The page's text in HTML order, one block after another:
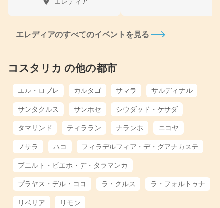
エレディアのすべてのイベントを見る
コスタリカ の他の都市
エル・ロブレ カルタゴ サマラ
サルディナル
サンタクルス
サンホセ
シウダッド・ケサダ
タマリンド
ティララン ナランホ
ニコヤ
ノサラ
ハコ
フィラデルフィア・デ・グアナカステ
プエルト・ビエホ・デ・タラマンカ
プラヤス・デル・ココ
ラ・クルス
ラ・フォルトゥナ
リベリア
リモン